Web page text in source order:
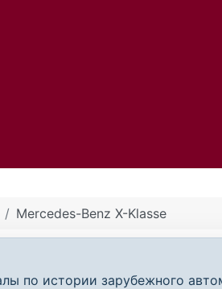
Mercedes-Benz X-Klasse
по истории зарубежного